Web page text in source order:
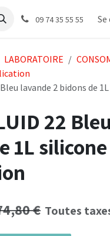
09 74 35 55 55
LABORATOIRE
Bleu lavande 2 bidons de
22
1L
€ Toutes